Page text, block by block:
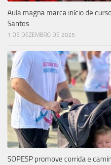
Aula magna marca início de
Santos
1 DE DEZEMBRO DE 2025
SOPESP promove corrida e